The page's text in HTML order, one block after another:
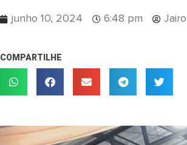
junho 10, 2024 6:48 pm
COMPARTILHE